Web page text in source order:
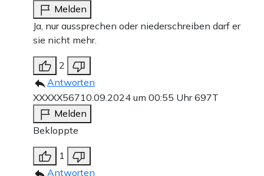
Melden
Ja, nur aussprechen oder niederschreiben darf er
sie nicht mehr.
2
Antworten
XXXXX56710.09.2024 um 00:55 Uhr697T
Melden
Bekloppte
1
Antworten